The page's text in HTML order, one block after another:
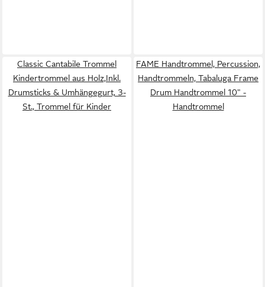
Classic Cantabile Trommel
Kindertrommel aus Holz,Inkl.
Drumsticks & Umhängegurt, 3-
St., Trommel für Kinder
FAME Handtrommel, Percussion,
Handtrommeln, Tabaluga Frame
Drum Handtrommel 10" -
Handtrommel